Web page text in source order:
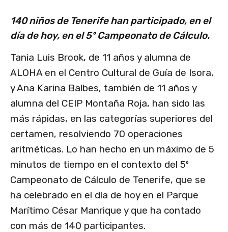
140 niños de Tenerife han participado, en el
día de hoy, en el 5º Campeonato de Cálculo.
Tania Luis Brook, de 11 años y alumna de
ALOHA en el Centro Cultural de Guía de Isora,
y Ana Karina Balbes, también de 11 años y
alumna del CEIP Montaña Roja, han sido las
más rápidas, en las categorías superiores del
certamen, resolviendo 70 operaciones
aritméticas. Lo han hecho en un máximo de 5
minutos de tiempo en el contexto del 5º
Campeonato de Cálculo de Tenerife, que se
ha celebrado en el día de hoy en el Parque
Marítimo César Manrique y que ha contado
con más de 140 participantes.